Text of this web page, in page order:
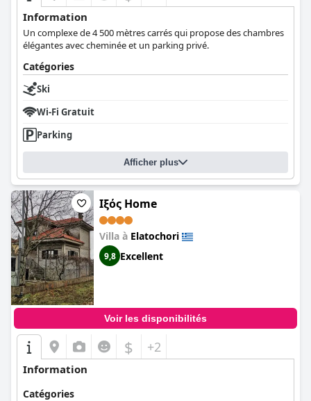
Information
Un complexe de 4 500 mètres carrés qui propose des chambres
élégantes avec cheminée et un parking privé.
Catégories
Ski
Wi-Fi Gratuit
Parking
Afficher plus
Ιξός Home
Villa à Elatochori
9,8 Excellent
Voir les disponibilités
$ +2
Information
Catégories